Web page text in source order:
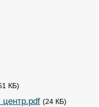
КБ)
(24 КБ)